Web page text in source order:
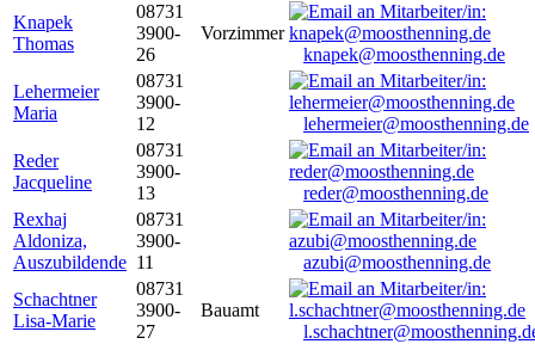
Knapek
Thomas
08731
3900-
26
Vorzimmer
knapek@moosthenning.de
Lehermeier
Maria
08731
3900-
12
lehermeier@moosthenning.de
Reder
Jacqueline
08731
3900-
13
reder@moosthenning.de
Rexhaj
Aldoniza,
Auszubildende
08731
3900-
11
azubi@moosthenning.de
Schachtner
Lisa-Marie
08731
3900-
27
Bauamt